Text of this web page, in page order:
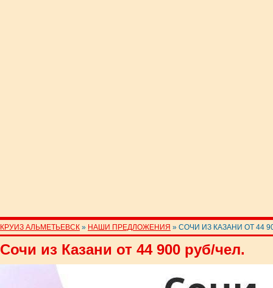
КРУИЗ АЛЬМЕТЬЕВСК » НАШИ ПРЕДЛОЖЕНИЯ » СОЧИ ИЗ КАЗАНИ ОТ 44
Сочи из Казани от 44 900 руб/чел.